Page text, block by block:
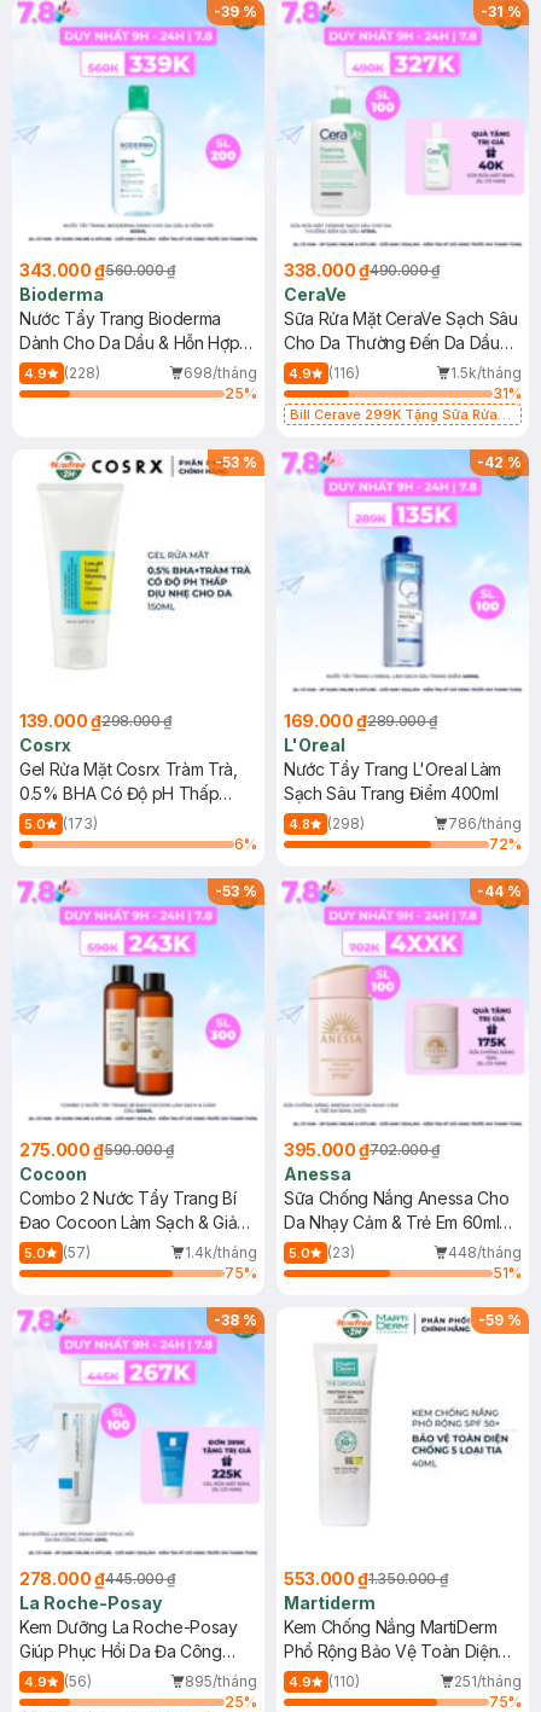
-39%
343.000 ₫560.000 ₫
Bioderma
Nước Tẩy Trang Bioderma
Dành Cho Da Dầu & Hỗn Hợp
500ml
4.9 (228)
698/tháng
25%
-31%
338.000 ₫490.000 ₫
CeraVe
Sữa Rửa Mặt CeraVe Sạch Sâu
Cho Da Thường Đến Da Dầu
473ml
4.9 (116)
1.5k/tháng
31%
Bill Cerave 299K Tặng Sữa Rửa
-53 %
139.000 ₫298.000 ₫
Cosrx
Gel Rửa Mặt Cosrx Tràm Trà,
0.5% BHA Có Độ pH Thấp
150ml
5.0
(173)
6%
-42%
169.000 ₫289.000 ₫
L'Oreal
Nước Tẩy Trang L'Oreal Làm
Sạch Sâu Trang Điểm 400ml
4.8 (298)
786/tháng
72%
-53%
275.000 ₫590.000 ₫
Cocoon
Combo 2 Nước Tẩy Trang Bí
Đao Cocoon Làm Sạch & Giảm
Dầu 500ml
5.0 (57)
1.4k/tháng
75%
-44%
395.000 ₫702.000 ₫
Anessa
Sữa Chống Nắng Anessa Cho
Da Nhạy Cảm & Trẻ Em 60ml
(Mới)
5.0 (23)
448/tháng
51%
-38%
278.000 ₫445.000 ₫
La Roche-Posay
Kem Dưỡng La Roche-Posay
Giúp Phục Hồi Da Đa Công
Dụng 40ml
4.9 (56)
895/tháng
25%
-59 %
553.000 ₫1.350.000 ₫
Martiderm
Kem Chống Nắng MartiDerm
Phổ Rộng Bảo Vệ Toàn Diện
40ml
4.9 (110)
251/tháng
75%